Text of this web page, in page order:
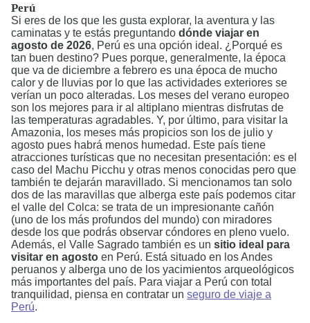
Perú
Si eres de los que les gusta explorar, la aventura y las
caminatas y te estás preguntando dónde viajar en
agosto de 2026, Perú es una opción ideal. ¿Porqué es
tan buen destino? Pues porque, generalmente, la época
que va de diciembre a febrero es una época de mucho
calor y de lluvias por lo que las actividades exteriores se
verían un poco alteradas. Los meses del verano europeo
son los mejores para ir al altiplano mientras disfrutas de
las temperaturas agradables. Y, por último, para visitar la
Amazonia, los meses más propicios son los de julio y
agosto pues habrá menos humedad. Este país tiene
atracciones turísticas que no necesitan presentación: es el
caso del Machu Picchu y otras menos conocidas pero que
también te dejarán maravillado. Si mencionamos tan solo
dos de las maravillas que alberga este país podemos citar
el valle del Colca: se trata de un impresionante cañón
(uno de los más profundos del mundo) con miradores
desde los que podrás observar cóndores en pleno vuelo.
Además, el Valle Sagrado también es un sitio ideal para
visitar en agosto en Perú. Está situado en los Andes
peruanos y alberga uno de los yacimientos arqueológicos
más importantes del país. Para viajar a Perú con total
tranquilidad, piensa en contratar un seguro de viaje a
Perú.